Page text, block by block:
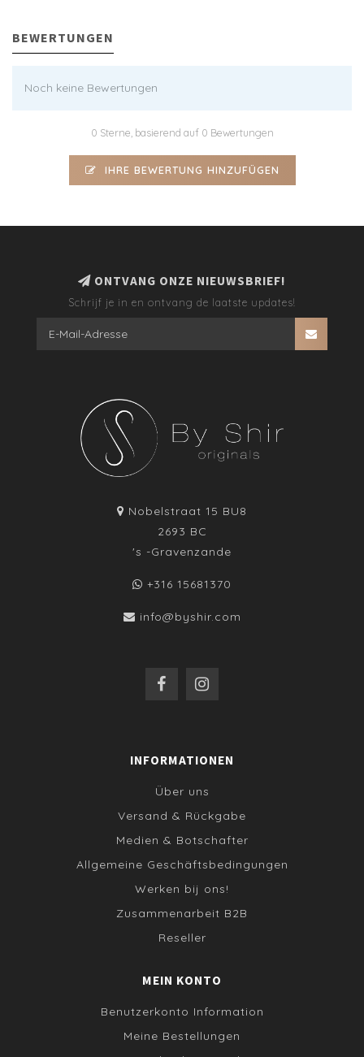
BEWERTUNGEN
Noch keine Bewertungen
0 Sterne, basierend auf 0 Bewertungen
IHRE BEWERTUNG HINZUFÜGEN
ONTVANG ONZE NIEUWSBRIEF!
Schrijf je in en ontvang de laatste updates!
Nobelstraat 15 BU8
2693 BC
's -Gravenzande
+316 15681370
info@byshir.com
INFORMATIONEN
Über uns
Versand & Rückgabe
Medien & Botschafter
Allgemeine Geschäftsbedingungen
Werken bij ons!
Zusammenarbeit B2B
Reseller
MEIN KONTO
Benutzerkonto Information
Meine Bestellungen